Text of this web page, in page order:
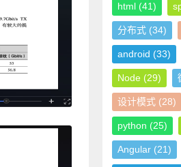
html (41)
分布式 (34)
android (33)
Node (29)
设计模式 (28)
python (25)
Angular (21)